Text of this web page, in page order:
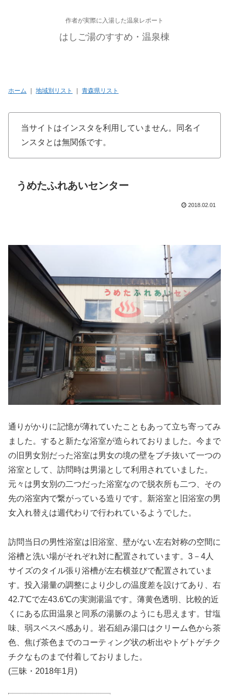
作者が実際に入湯した温泉レポート
はしご湯のすすめ・温泉棟
ホーム 地域別リスト 青森県リスト
当サイトはインスタを利用していません。同名イ
ンスタとは無関係です。
うめたふれあいセンター
2018.02.01
通りがかりに記憶が薄れていたこともあって立ち寄ってみ
ました。すると新たな浴室が造られておりました。今まで
の旧男女別だった浴室は男女の境の壁をブチ抜いて一つの
浴室として、訪問時は男湯として利用されていました。
元々は男女別の二つだった浴室なので脱衣所も二つ、その
先の浴室内で繋がっている造りです。新浴室と旧浴室の男
女入れ替えは週代わりで行われているようでした。
訪問当日の男性浴室は旧浴室、壁がない左右対称の空間に
浴槽と洗い場がそれぞれ対に配置されています。3－4人
サイズのタイル張り浴槽が左右横並びで配置されていま
す。投入湯量の調整により少しの温度差を設けてあり、右
42.7℃で左43.6℃の実測湯温です。薄黄色透明、比較的近
くにある広田温泉と同系の湯脈のようにも思えます。甘塩
味、弱スベスベ感あり。岩石組み湯口はクリーム色から茶
色、焦げ茶色までのコーティング状の析出やトゲトゲチク
チクなものまで付着しておりました。
(三昧・2018年1月)